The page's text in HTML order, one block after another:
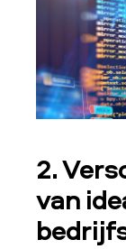
2.
van